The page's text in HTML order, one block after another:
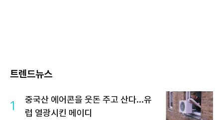
트렌드뉴스
1
중국산 에어콘을 웃돈 주고 산다...유
럽 열광시킨 메이디